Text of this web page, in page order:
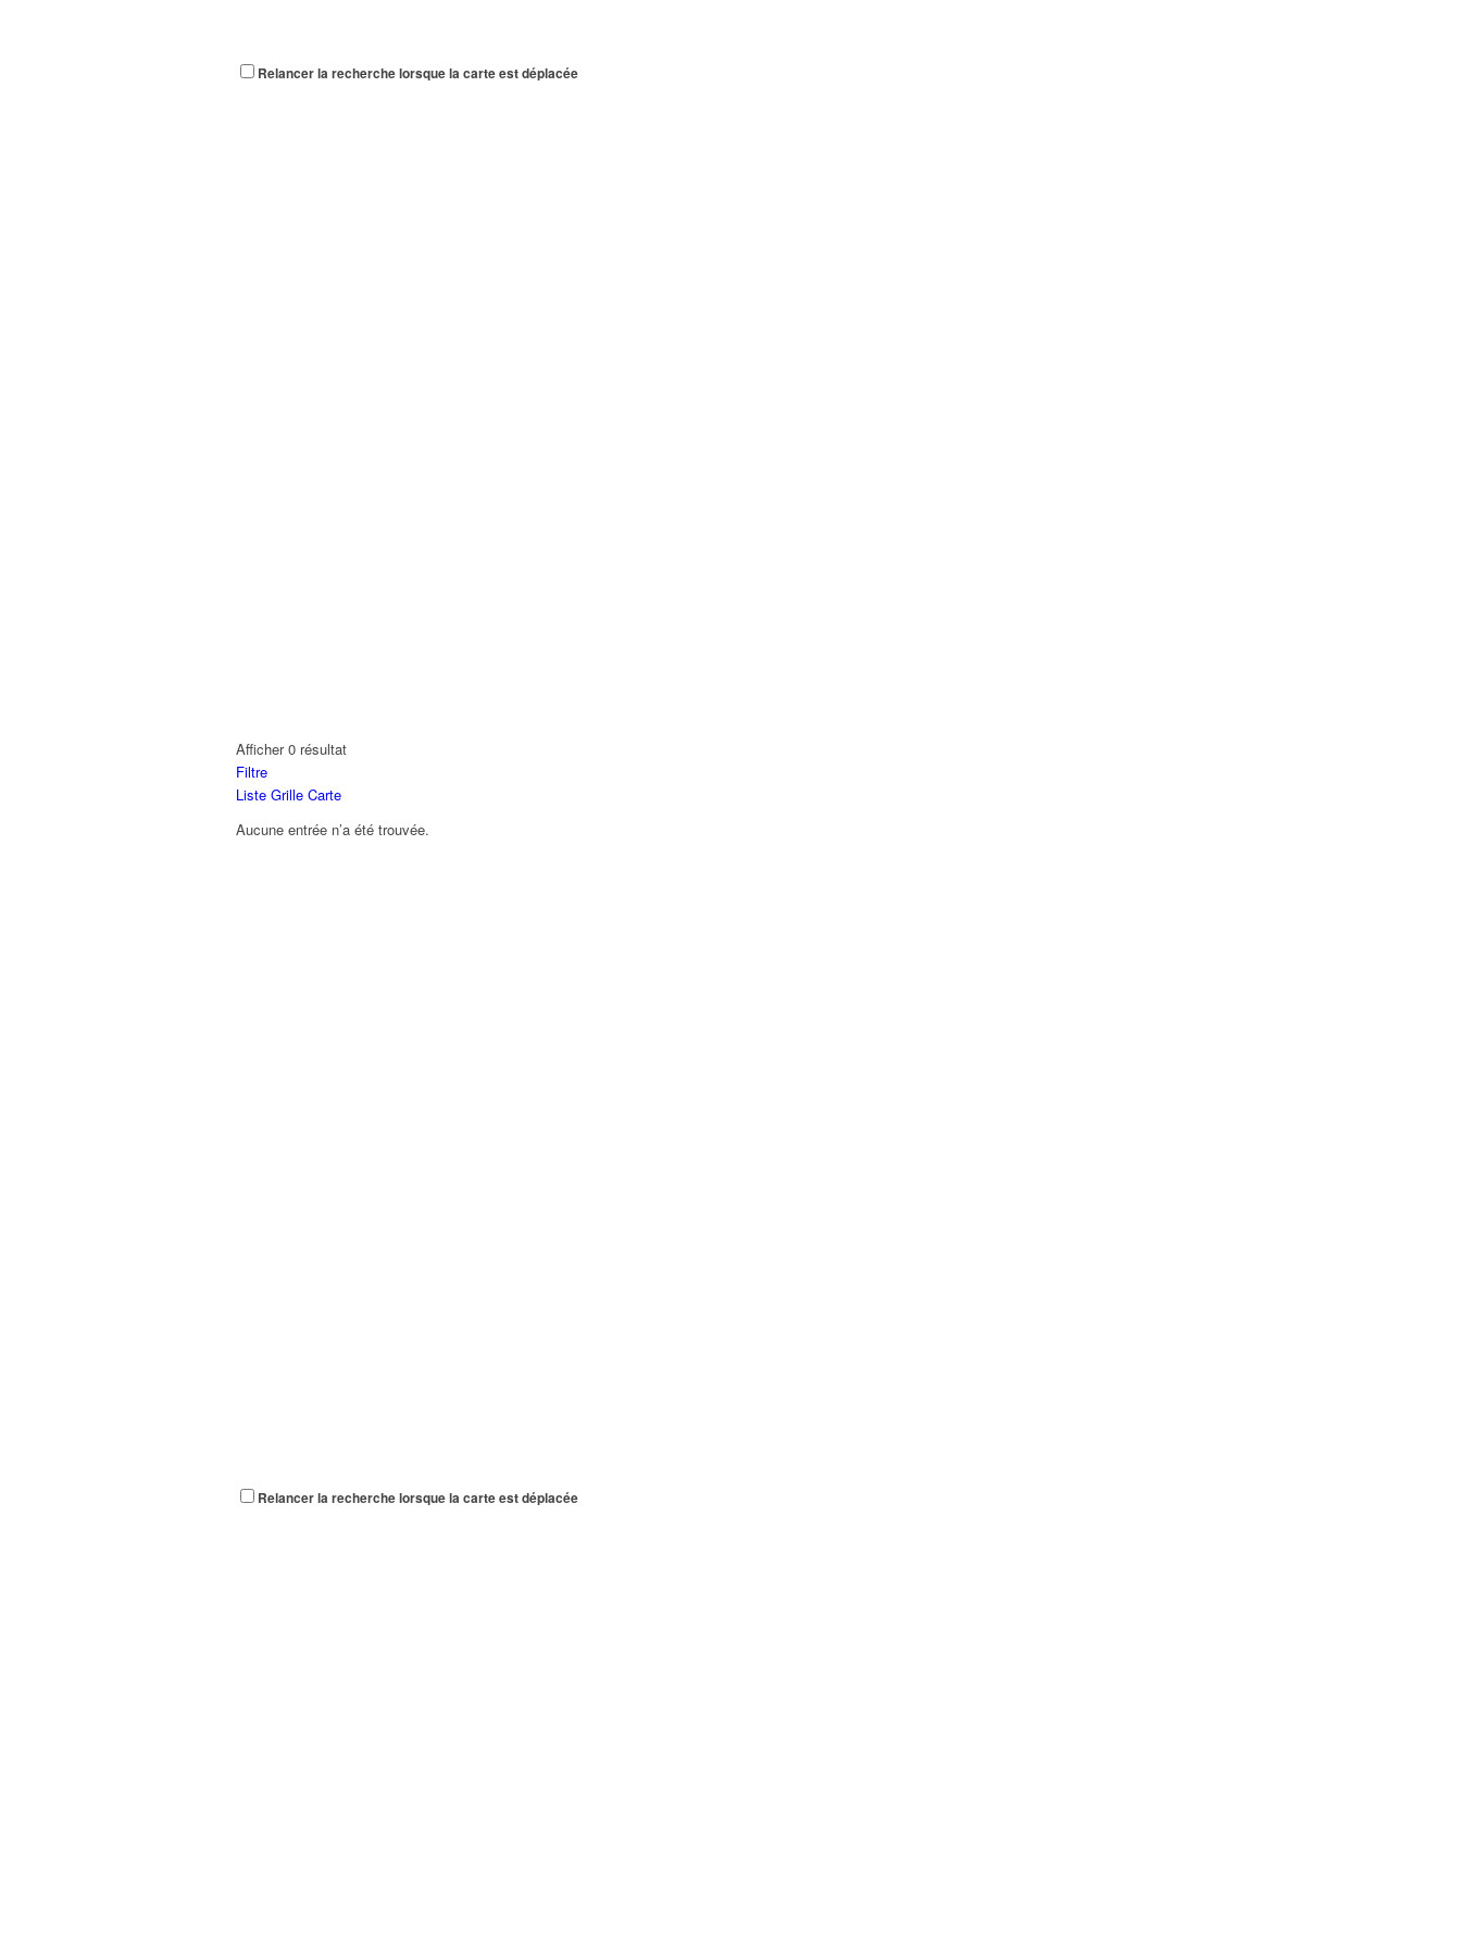
Relancer la recherche lorsque la carte est déplacée
Afficher 0 résultat
Filtre
Liste Grille Carte
Aucune entrée n’a été trouvée.
Relancer la recherche lorsque la carte est déplacée